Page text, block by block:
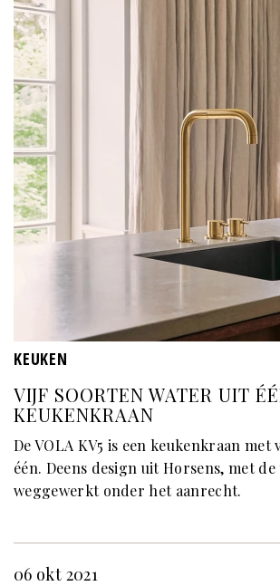
KEUKEN
VIJF SOORTEN WATER UIT
KEUKENKRAAN
De VOLA KV5 is een keukenkraan
één. Deens design uit Horsens, met
weggewerkt onder het aanrecht.
06 okt 2021